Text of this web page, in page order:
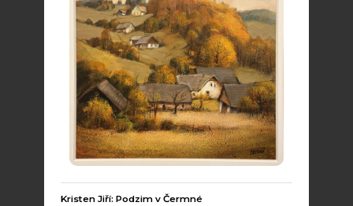
Kristen Jiří: Podzim v Čermné